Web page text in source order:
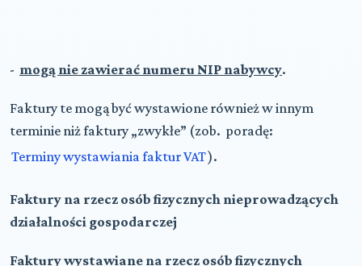
- mogą nie zawierać numeru NIP nabywcy.
Faktury te mogą być wystawione również w innym
terminie niż faktury „zwykłe” (zob. poradę:
Terminy wystawiania faktur VAT).
Faktury na rzecz osób fizycznych nieprowadzących
działalności gospodarczej
Faktury wystawiane na rzecz osób fizycznych